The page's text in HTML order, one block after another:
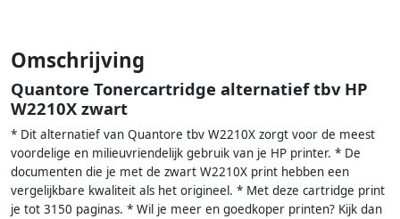
Omschrijving
Quantore Tonercartridge alternatief tbv HP
W2210X zwart
* Dit alternatief van Quantore tbv W2210X zorgt voor de meest
voordelige en milieuvriendelijk gebruik van je HP printer. * De
documenten die je met de zwart W2210X print hebben een
vergelijkbare kwaliteit als het origineel. * Met deze cartridge print
je tot 3150 paginas. * Wil je meer en goedkoper printen? Kijk dan